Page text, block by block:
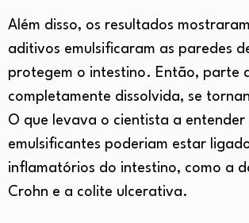
Além disso, os resultados
aditivos emulsificaram as paredes
protegem o intestino. Então, parte
completamente dissolvida, se
O que levava o cientista a entender
emulsificantes poderiam estar
inflamatórios do intestino, como a
Crohn e a colite ulcerativa.